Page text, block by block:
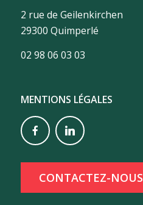
2 rue de Geilenkirchen
29300 Quimperlé
02 98 06 03 03
MENTIONS LÉGALES
CONTACTEZ-NOUS